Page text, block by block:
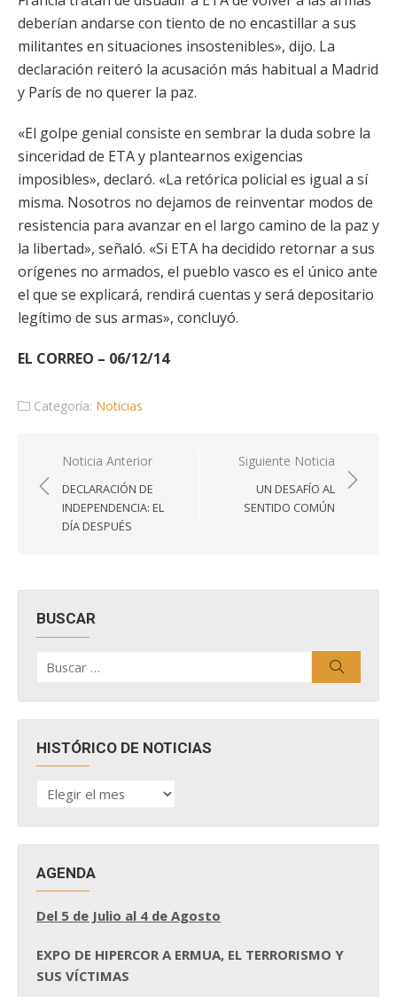
deberían andarse con tiento de no encastillar a sus
militantes en situaciones insostenibles», dijo. La
declaración reiteró la acusación más habitual a Madrid
y París de no querer la paz.
«El golpe genial consiste en sembrar la duda sobre la
sinceridad de ETA y plantearnos exigencias
imposibles», declaró. «La retórica policial es igual a sí
misma. Nosotros no dejamos de reinventar modos de
resistencia para avanzar en el largo camino de la paz y
la libertad», señaló. «Si ETA ha decidido retornar a sus
orígenes no armados, el pueblo vasco es el único ante
el que se explicará, rendirá cuentas y será depositario
legítimo de sus armas», concluyó.
EL CORREO – 06/12/14
Categoría: Noticias
Navegación
de
entradas
Noticia Anterior
DECLARACIÓN DE
INDEPENDENCIA: EL
DÍA DESPUÉS
Siguiente Noticia
UN DESAFÍO AL
SENTIDO COMÚN
BUSCAR
por:
HISTÓRICO DE NOTICIAS
HISTÓRICO
DE
AGENDA
Del 5 de Julio al 4 de Agosto
EXPO DE HIPERCOR A ERMUA, EL TERRORISMO Y
SUS VÍCTIMAS